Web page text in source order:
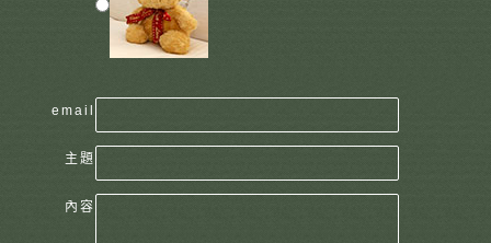
email
主題
內容